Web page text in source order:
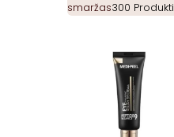
smaržas300 Produkti